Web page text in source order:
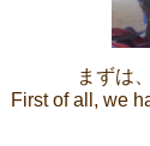
まずは
First of all, we